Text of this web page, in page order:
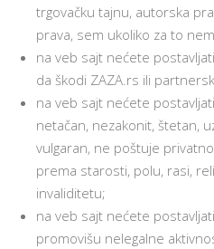
trgovačku tajnu, autorska
prava, sem ukoliko za to
na veb sajt nećete
da škodi ZAZA.rs ili
na veb sajt nećete
netačan, nezakonit, štetan,
vulgaran, ne poštuje
prema starosti, polu, rasi,
invaliditetu;
na veb sajt nećete
promovišu nelegalne